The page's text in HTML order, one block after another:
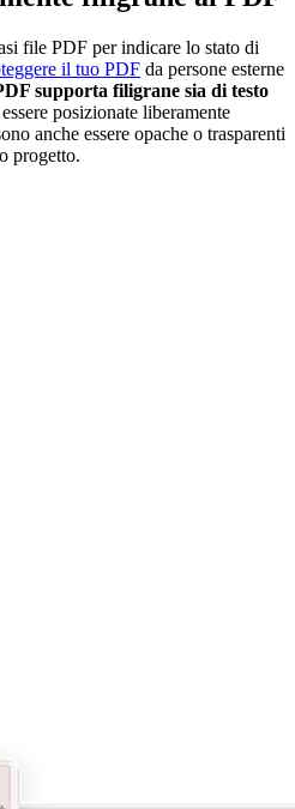
file PDF per indicare lo stato di
il tuo PDF da persone esterne
supporta filigrane sia di testo
posizionate liberamente
anche essere opache o trasparenti
progetto.